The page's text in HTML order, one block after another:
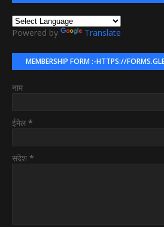
Powered by Translate
MEMBERSHIP FORM :-HTTPS://
नाम
ईमेल *
संदेश *